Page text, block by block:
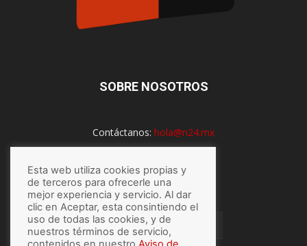
SOBRE NOSOTROS
Contáctanos: hola@n24.mx
SÍGUENOS
Esta web utiliza cookies propias y
de terceros para ofrecerle una
mejor experiencia y servicio. Al dar
clic en Aceptar, esta consintiendo el
uso de todas las cookies, y de
nuestros términos de servicio,